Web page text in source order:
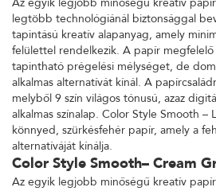
legtöbb technológiánál biztonsággal
tapintású kreatív alapanyag, amely
felülettel rendelkezik. A papír
tapintható prégelési mélységet, de
alkalmas alternatívát kínál. A
melyből 9 szín világos tónusú, azaz
alkalmas színalap. Color Style Smooth
könnyed, szürkésfehér papír, amely a
alternatíváját kínálja.
Color Style Smooth– Cream
Az egyik legjobb minőségű kreatív